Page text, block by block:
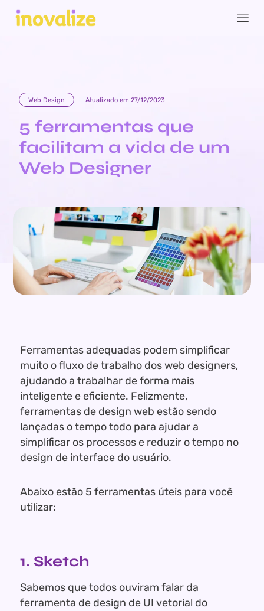
Web Design Atualizado em 27/12/2023
5 ferramentas que
facilitam a vida de um
Web Designer
Ferramentas adequadas podem simplificar
muito o fluxo de trabalho dos web designers,
ajudando a trabalhar de forma mais
inteligente e eficiente. Felizmente,
ferramentas de design web estão sendo
lançadas o tempo todo para ajudar a
simplificar os processos e reduzir o tempo no
design de interface do usuário.
Abaixo estão 5 ferramentas úteis para você
utilizar:
1. Sketch
Sabemos que todos ouviram falar da
ferramenta de design de UI vetorial do